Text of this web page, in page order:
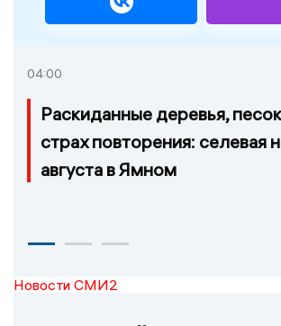
04:00
Раскиданные деревья,
страх повторения: селевая
августа в Ямном
Новости СМИ2